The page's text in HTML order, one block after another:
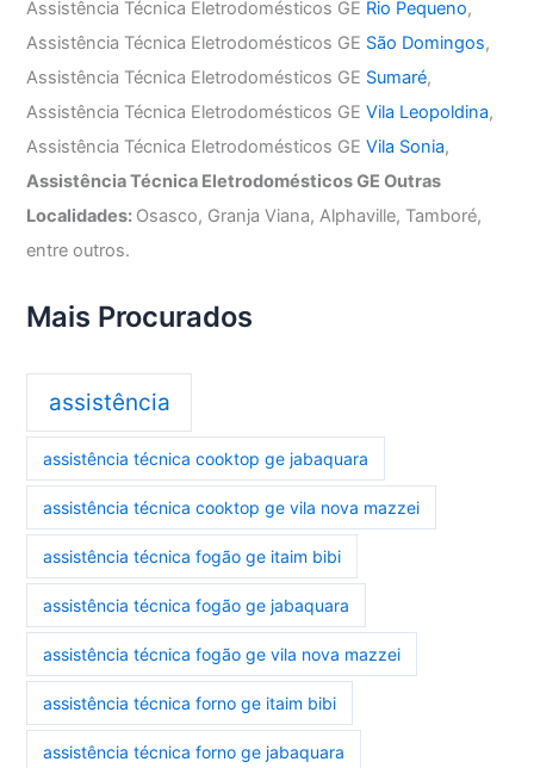
Assistência Técnica Eletrodomésticos GE Rio Pequeno,
Assistência Técnica Eletrodomésticos GE São Domingos,
Assistência Técnica Eletrodomésticos GE Sumaré,
Assistência Técnica Eletrodomésticos GEVila Leopoldina,
Assistência Técnica Eletrodomésticos GEVila Sonia,
Assistência Técnica Eletrodomésticos GE Outras
Localidades: Osasco, Granja Viana, Alphaville, Tamboré,
entre outros.
Mais Procurados
assistência
assistência técnica cooktop ge jabaquara
assistência técnica cooktop ge vila nova mazzei
assistência técnica fogão ge itaim bibi
assistência técnica fogão ge jabaquara
assistência técnica fogão ge vila nova mazzei
assistência técnica forno ge itaim bibi
assistência técnica forno ge jabaquara